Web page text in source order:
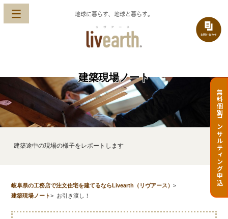
地球に暮らす、地球と暮らす。
無料個別コンサルティング申込
建築現場ノート
建築途中の現場の様子をレポートします
岐阜県の工務店で注文住宅を建てるならLivearth（リヴアース）>
建築現場ノート> お引き渡し！